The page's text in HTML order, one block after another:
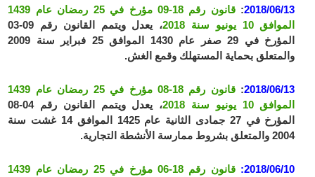
2018/06/13
:
قانون رقم 18-09 مؤرخ في 25 رمضان عام 1439
الموافق 10 يونيو سنة 2018
، يعدل ويتمم القانون رقم 09-03
المؤرخ في 29 صفر عام 1430 الموافق 25 فبراير سنة 2009
والمتعلق بحماية المستهلك وقمع الغش.
2018/06/13
:
قانون رقم 18-08 مؤرخ في 25 رمضان عام 1439
الموافق 10 يونيو سنة 2018
، يعدل ويتمم القانون رقم 04-08
المؤرخ في 27 جمادى الثانية عام 1425 الموافق 14 غشت سنة
2004 والمتعلق بشروط ممارسة الأنشطة التجارية.
2018/06/10:
قانون رقم 18-06 مؤرخ في 25 رمضان عام 1439